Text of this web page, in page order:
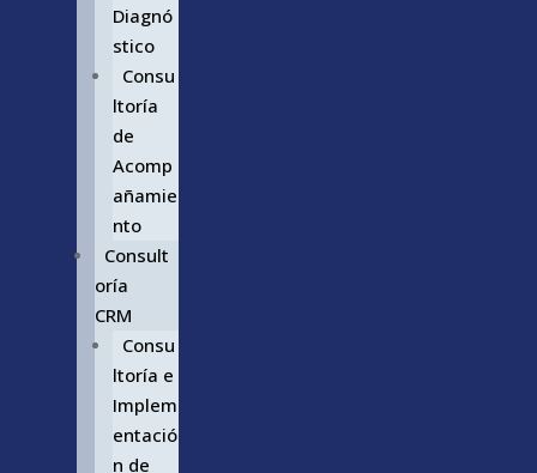
Diagnó
stico
Consu
ltoría
de
Acomp
añamie
nto
Consult
oría
CRM
Consu
ltoría e
Implem
entació
n de